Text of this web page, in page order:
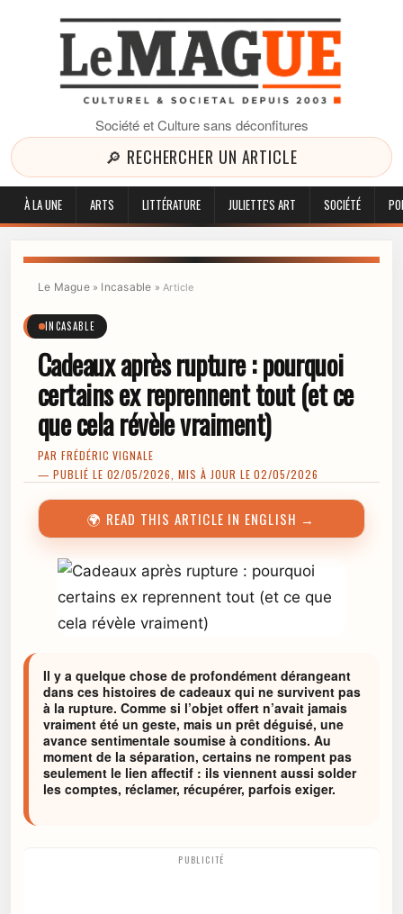
Société et Culture sans déconfitures
🔎 RECHERCHER UN ARTICLE
À LA UNE ARTS LITTÉRATURE JULIETTE'S ART SOCIÉTÉ
Le Mague» Incasable »Article
INCASABLE
Cadeaux après rupture : pourquoi
certains ex reprennent tout (et ce
que cela révèle vraiment)
PAR FRÉDÉRIC VIGNALE
— PUBLIÉ LE 02/05/2026, MIS À JOUR LE 02/05/2026
🌍 READ THIS ARTICLE IN ENGLISH →
Il y a quelque chose de profondément dérangeant
dans ces histoires de cadeaux qui ne survivent pas
à la rupture. Comme si l’objet offert n’avait jamais
vraiment été un geste, mais un prêt déguisé, une
avance sentimentale soumise à conditions. Au
moment de la séparation, certains ne rompent pas
seulement le lien affectif : ils viennent aussi solder
les comptes, réclamer, récupérer, parfois exiger.
PUBLICITÉ